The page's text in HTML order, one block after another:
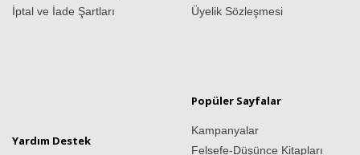
İptal ve İade Şartları
Üyelik Sözleşmesi
Yardım Destek
Popüler Sayfalar
Kampanyalar
Felsefe-Düşünce Kitapları